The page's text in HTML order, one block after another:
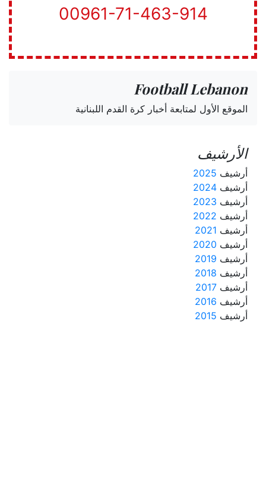
00961-71-463-914
Football Lebanon
الموقع الأول لمتابعة أخبار كرة القدم اللبنانية
الأرشيف
أرشيف 2025
أرشيف 2024
أرشيف 2023
أرشيف 2022
أرشيف 2021
أرشيف 2020
أرشيف 2019
أرشيف 2018
أرشيف 2017
أرشيف 2016
أرشيف 2015